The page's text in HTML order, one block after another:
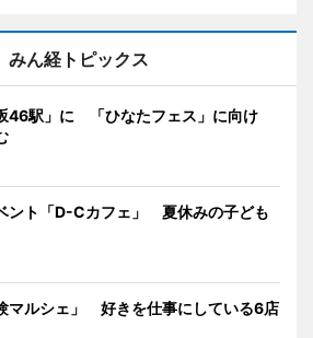
みん経トピックス
46駅」に 「ひなたフェス」に向け
ント「D-Cカフェ」 夏休みの子ども
マルシェ」 好きを仕事にしている6店